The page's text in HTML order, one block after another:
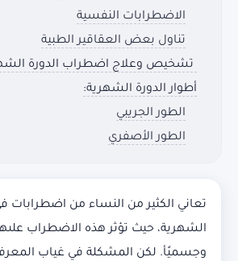
الاضطرابات النفسية
تناول بعض العقاقير الطبية
تشخيص وعلاج اضطراب الدورة
أطوار الدورة الشهرية:
الطور الجريبي
الطور الأصفري
تعاني الكثير من النساء من اضطرابات
الشهرية، حيث تؤثر هذه الاضطراب
وجسميًأ. لكن المشكلة في غياب